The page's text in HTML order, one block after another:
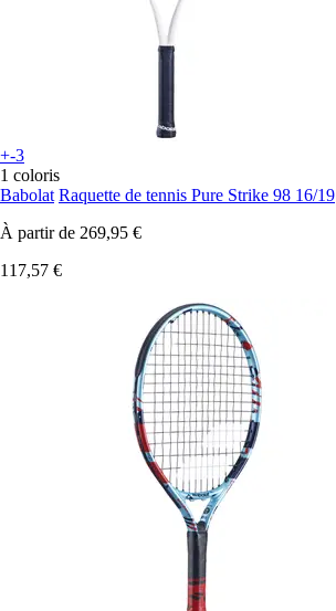
+-3
1 coloris
Babolat Raquette de tennis Pure Strike 98 16/19
À partir de 269,95 €
117,57 €